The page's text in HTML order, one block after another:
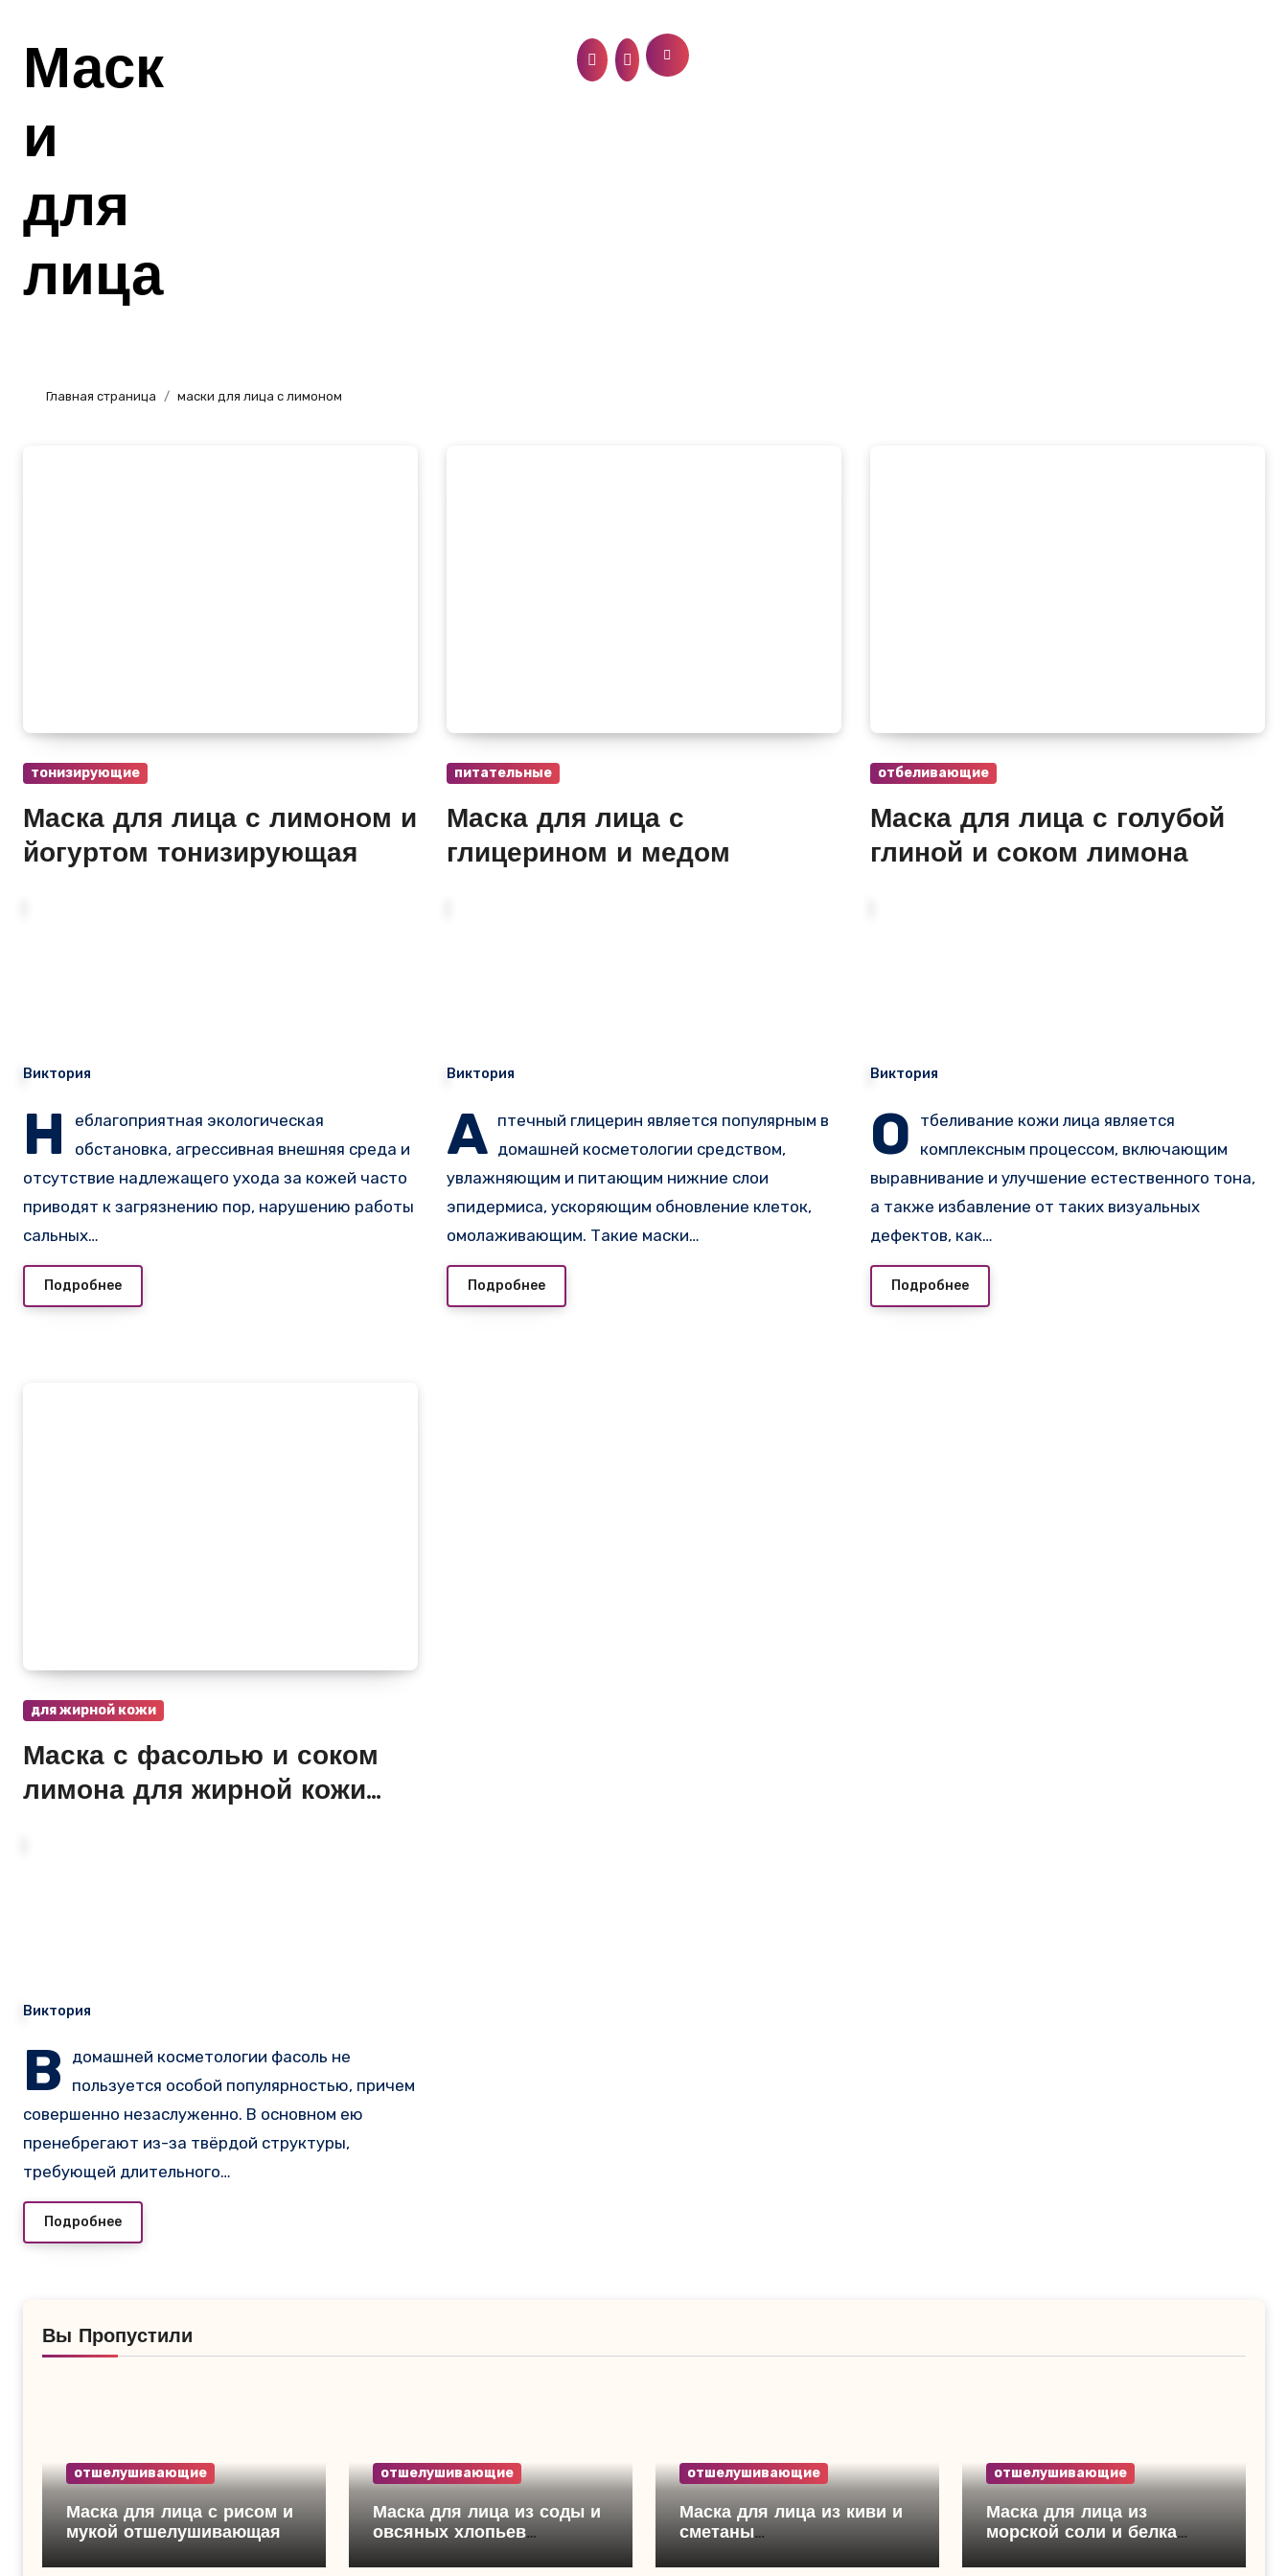
содержанию
Маск
и
для
лица
Главная страница маски для лица с лимоном
тонизирующие
Маска для лица с лимоном и
йогуртом тонизирующая
Виктория
Н
еблагоприятная экологическая
обстановка, агрессивная внешняя среда и
отсутствие надлежащего ухода за кожей часто
приводят к загрязнению пор, нарушению работы
сальных…
Подробнее
питательные
Маска для лица с
глицерином и медом
Виктория
А птечный глицерин является популярным в
домашней косметологии средством,
увлажняющим и питающим нижние слои
эпидермиса, ускоряющим обновление клеток,
омолаживающим. Такие маски…
Подробнее
отбеливающие
Маска для лица с голубой
глиной и соком лимона
Виктория
О
тбеливание кожи лица является
комплексным процессом, включающим
выравнивание и улучшение естественного тона,
а также избавление от таких визуальных
дефектов, как…
Подробнее
для жирной кожи
Маска с фасолью и соком
лимона для жирной кожи
Виктория
В
домашней косметологии фасоль не
пользуется особой популярностью, причем
совершенно незаслуженно. В основном ею
пренебрегают из-за твёрдой структуры,
требующей длительного…
Подробнее
Вы Пропустили
отшелушивающие
Маска для лица с рисом и
мукой отшелушивающая
отшелушивающие
Маска для лица из соды и
овсяных хлопьев
отшелушивающие
Маска для лица из киви и
сметаны
отшелушивающие
Маска для лица из
морской соли и белка